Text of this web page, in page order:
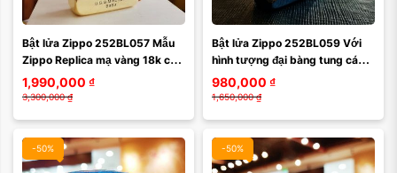
Bật lửa Zippo 252BL057 Mẫu
Zippo Replica mạ vàng 18k cực
đẹp với hình ảnh chiến hạm ở
mặt chính ...
1,990,000 ₫
3,300,000 ₫
Bật lửa Zippo 252BL059 Với
hình tượng đại bàng tung cánh
trên nền Xanh sapphire của
bầu trời
980,000 ₫
1,650,000 ₫
-50% -50%